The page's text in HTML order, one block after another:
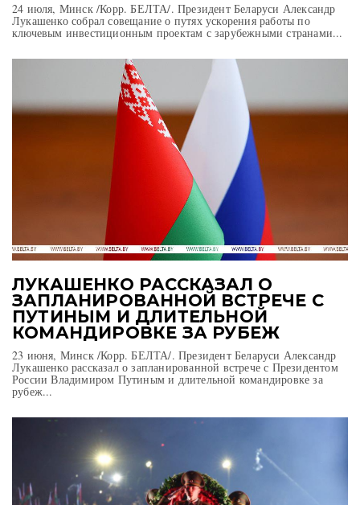
24 июля, Минск /Корр. БЕЛТА/. Президент Беларуси Александр
Лукашенко собрал совещание о путях ускорения работы по
ключевым инвестиционным проектам с зарубежными странами...
ЛУКАШЕНКО РАССКАЗАЛ О
ЗАПЛАНИРОВАННОЙ ВСТРЕЧЕ С
ПУТИНЫМ И ДЛИТЕЛЬНОЙ
КОМАНДИРОВКЕ ЗА РУБЕЖ
23 июня, Минск /Корр. БЕЛТА/. Президент Беларуси Александр
Лукашенко рассказал о запланированной встрече с Президентом
России Владимиром Путиным и длительной командировке за
рубеж...